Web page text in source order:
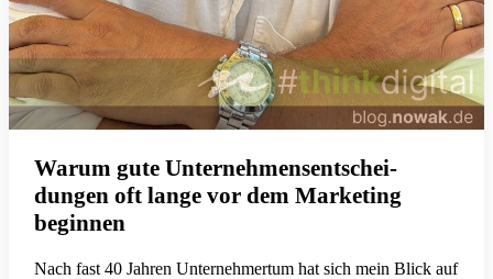
Warum gute Un­ter­nehmens­entschei­
dungen oft lange vor dem Marketing
beginnen
Nach fast 40 Jahren Unternehmertum hat sich mein Blick auf